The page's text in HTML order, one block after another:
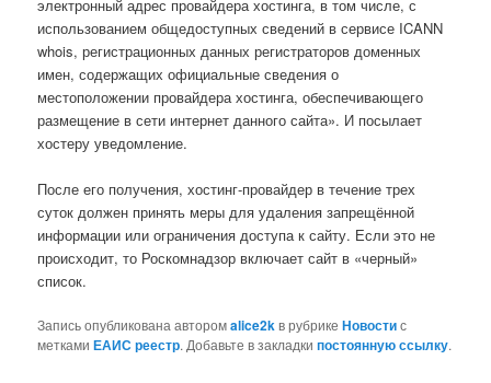
электронный адрес провайдера хостинга, в том числе, с
использованием общедоступных сведений в сервисе ICANN
whois, регистрационных данных регистраторов доменных
имен, содержащих официальные сведения о
местоположении провайдера хостинга, обеспечивающего
размещение в сети интернет данного сайта». И посылает
хостеру уведомление.
После его получения, хостинг-провайдер в течение трех
суток должен принять меры для удаления запрещённой
информации или ограничения доступа к сайту. Если это не
происходит, то Роскомнадзор включает сайт в «черный»
список.
Запись опубликована авторомalice2kв рубрикеНовостис
меткамиЕАИС реестр. Добавьте в закладкипостоянную ссылку.